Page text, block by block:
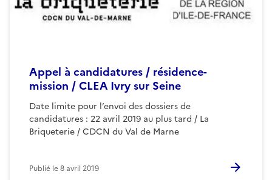
Appel à candidatures / résidence-
mission / CLEA Ivry sur Seine
Date limite pour l’envoi des dossiers de
candidatures : 22 avril 2019 au plus tard / La
Briqueterie / CDCN du Val de Marne
Publié le8 avril 2019